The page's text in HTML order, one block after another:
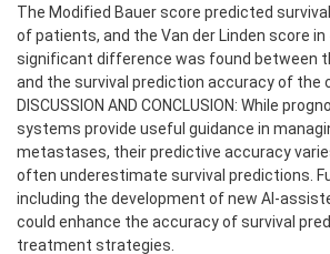
The Modified Bauer score predicted
of patients, and the Van der Linden score in
significant difference was found between
and the survival prediction accuracy of the
DISCUSSION AND CONCLUSION: While
systems provide useful guidance in
metastases, their predictive accuracy
often underestimate survival predictions.
including the development of new AI-
could enhance the accuracy of survival
treatment strategies.